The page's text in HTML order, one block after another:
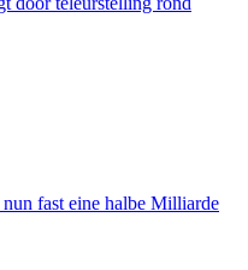
fast eine halbe Milliarde